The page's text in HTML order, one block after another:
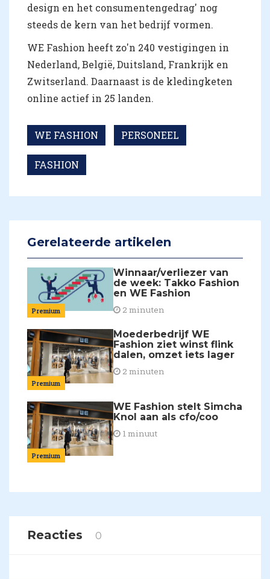
design en het consumentengedrag' nog
steeds de kern van het bedrijf vormen.
WE Fashion heeft zo'n 240 vestigingen in
Nederland, België, Duitsland, Frankrijk en
Zwitserland. Daarnaast is de kledingketen
online actief in 25 landen.
WE FASHION PERSONEEL
FASHION
Gerelateerde artikelen
Premium
Winnaar/verliezer van
de week: Takko Fashion
en WE Fashion
2 minuten
Premium
Moederbedrijf WE
Fashion ziet winst flink
dalen, omzet iets lager
2 minuten
Premium
WE Fashion stelt Simcha
Knol aan als cfo/coo
1 minuut
Reacties 0